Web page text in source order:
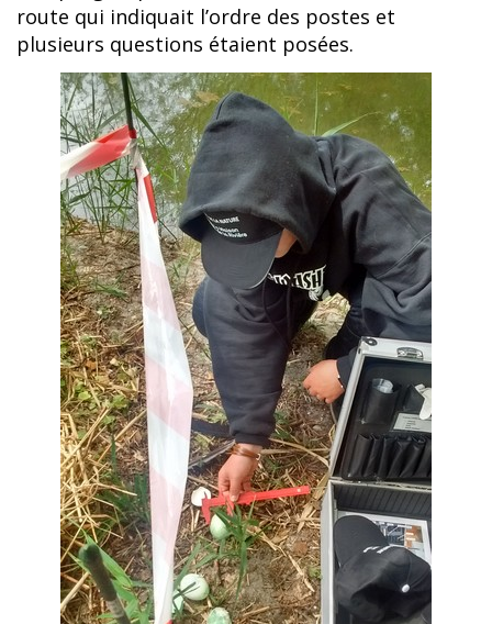
route qui indiquait l’ordre des postes et
plusieurs questions étaient posées.